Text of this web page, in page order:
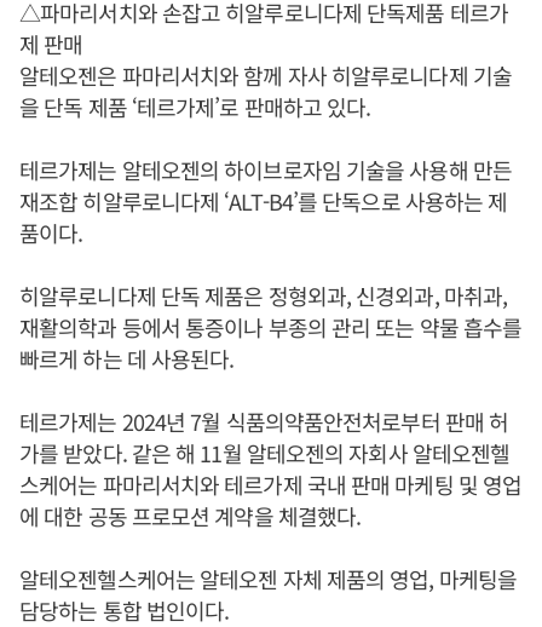
△파마리서치와 손잡고 히알루로니다제 단독제품 테르가
제 판매
알테오젠은 파마리서치와 함께 자사 히알루로니다제 기술
을 단독 제품 ‘테르가제’로 판매하고 있다.
테르가제는 알테오젠의 하이브로자임 기술을 사용해 만든
재조합 히알루로니다제 ‘ALT-B4’를 단독으로 사용하는 제
품이다.
히알루로니다제 단독 제품은 정형외과, 신경외과, 마취과,
재활의학과 등에서 통증이나 부종의 관리 또는 약물 흡수를
빠르게 하는 데 사용된다.
테르가제는 2024년 7월 식품의약품안전처로부터 판매 허
가를 받았다. 같은 해 11월 알테오젠의 자회사 알테오젠헬
스케어는 파마리서치와 테르가제 국내 판매 마케팅 및 영업
에 대한 공동 프로모션 계약을 체결했다.
알테오젠헬스케어는 알테오젠 자체 제품의 영업, 마케팅을
담당하는 통합 법인이다.